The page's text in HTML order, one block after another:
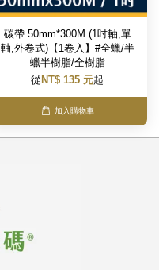
碳帶 50mm*300M (1吋軸,單
軸,外卷式)【1卷入】#全蠟/半
蠟半樹脂/全樹脂
從 NT$ 135 元起
加入購物車